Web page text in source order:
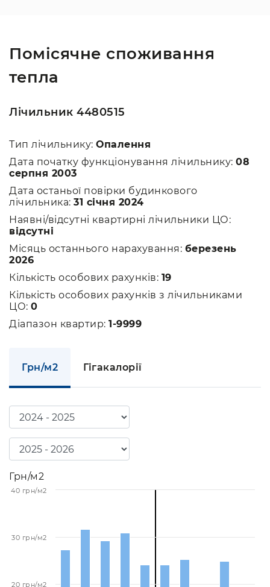
Помісячне споживання
тепла
Лічильник 4480515
Тип лічильнику: Опалення
Дата початку функціонування лічильнику: 08
серпня 2003
Дата останьої повірки будинкового
лічильника: 31 січня 2024
Наявні/відсутні квартирні лічильники ЦО:
відсутні
Місяць останнього нарахування: березень
2026
Кількість особових рахунків: 19
Кількість особових рахунків з лічильниками
ЦО: 0
Діапазон квартир: 1-9999
Грн/м2 Гігакалорії
Грн/м2
20 грн/м2
30 грн/м2
40 грн/м2